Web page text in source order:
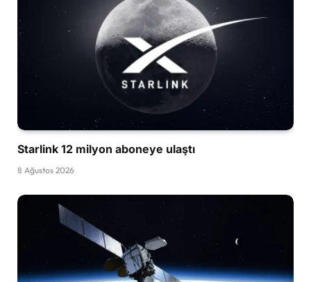
Starlink 12 milyon aboneye ulaştı
8 Ağustos 2026